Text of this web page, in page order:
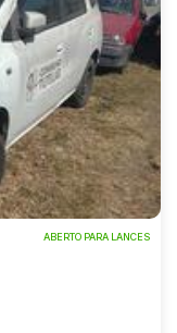
ABERTO PARA LANCES